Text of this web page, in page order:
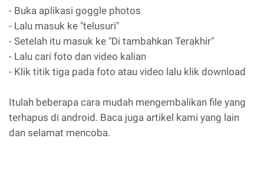
- Buka aplikasi goggle photos
- Lalu masuk ke "telusuri"
- Setelah itu masuk ke "Di tambahkan Terakhir"
- Lalu cari foto dan video kalian
- Klik titik tiga pada foto atau video lalu klik download
Itulah beberapa cara mudah mengembalikan file yang
terhapus di android. Baca juga artikel kami yang lain
dan selamat mencoba.